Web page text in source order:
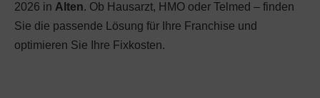
2026 in Alten. Ob Hausarzt, HMO oder Telmed – finden
Sie die passende Lösung für Ihre Franchise und
optimieren Sie Ihre Fixkosten.